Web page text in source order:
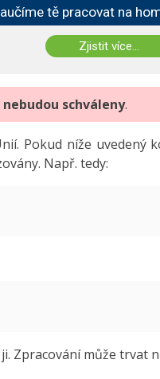
tě pracovat na
Zjistit více...
schváleny.
Pokud níže uvedený
Např. tedy:
Zpracování může trvat